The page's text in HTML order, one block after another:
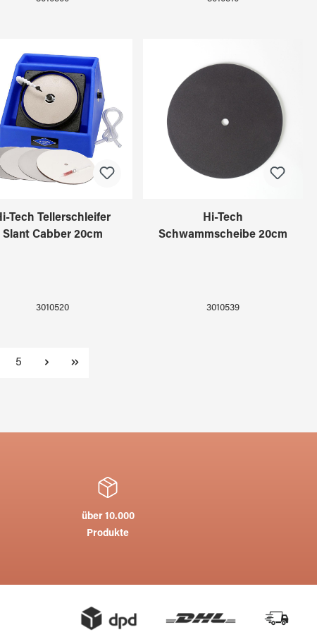
Tech Tellerschleifer
Slant Cabber 20cm
3010520
Hi-Tech
Schwammscheibe 20cm
3010539
Seite
5
über 10.000
Produkte